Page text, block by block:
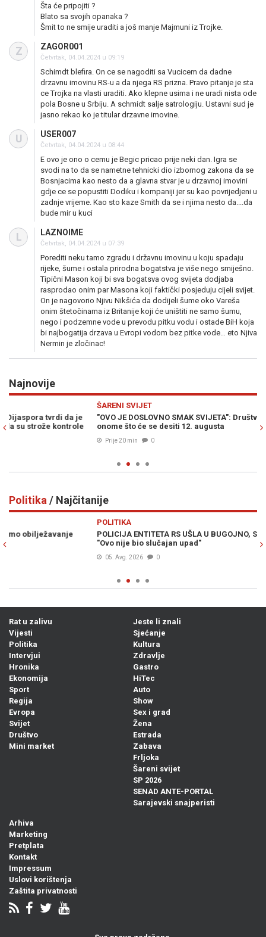
Šta će pripojiti ?
Blato sa svojih opanaka ?
Šmit to ne smije uraditi a još manje Majmuni iz Trojke.
Z ZAGOR001
Četvrtak, 04.04.2024 u 09:19
Schimdt blefira. On ce se nagoditi sa Vucicem da dadne
drzavnu imovinu RS-u a da njega RS prizna. Pravo pitanje je sta
ce Trojka na vlasti uraditi. Ako klepne usima i ne uradi nista ode
pola Bosne u Srbiju. A schmidt salje satrologiju. Ustavni sud je
jasno rekao ko je titular drzavne imovine.
U USER007
Četvrtak, 04.04.2024 u 08:44
E ovo je ono o cemu je Begic pricao prije neki dan. Igra se
svodi na to da se nametne tehnicki dio izbornog zakona da se
Bosnjacima kao nesto da a glavna stvar je u drzavnoj imovini
gdje ce se popustiti Dodiku i kompaniji jer su kao povrijedjeni u
zadnje vrijeme. Kao sto kaze Smith da se i njima nesto da....da
bude mir u kuci
L LAZNOIME
Četvrtak, 04.04.2024 u 07:39
Porediti neku tamo zgradu i državnu imovinu u koju spadaju
rijeke, šume i ostala prirodna bogatstva je više nego smiješno.
Tipični Mason koji bi sva bogatsva ovog svijeta dodjaba
rasprodao onim par Masona koji faktički posjeduju cijeli svijet.
On je nagovorio Njivu Nikšića da dodijeli šume oko Vareša
onim štetočinama iz Britanije koji će uništiti ne samo šumu,
nego i podzemne vode u prevodu pitku vodu i ostade BiH koja
bi najbogatija drzava u Evropi vodom bez pitke vode… eto Njiva
Nermin je zločinac!
Najnovije
"OVO JE DOSLOVNO SMAK SVIJETA": Društvene mreže bruje o
onome što će se desiti 12. augusta
Politika / Najčitanije
POLICIJA ENTITETA RS UŠLA U BUGOJNO, SALKIĆ UPOZORAVA:
"Ovo nije bio slučajan upad"
Rat u zalivu
Vijesti
Politika
Intervjui
Hronika
Ekonomija
Sport
Regija
Evropa
Svijet
Društvo
Mini market
Jeste li znali
Sjećanje
Kultura
Zdravlje
Gastro
HiTec
Auto
Show
Sex i grad
Žena
Estrada
Zabava
Frljoka
Šareni svijet
SP 2026
SENAD ANTE-PORTAL
Sarajevski snajperisti
Arhiva
Marketing
Pretplata
Kontakt
Impressum
Uslovi korištenja
Zaštita privatnosti